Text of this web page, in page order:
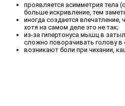
проявляется асимметрия тела
больше искривление, тем
иногда создается впечатление,
хотя на самом деле это не так;
из-за гипертонуса мышц в
сложно поворачивать голову в
возникают боли при чихании,